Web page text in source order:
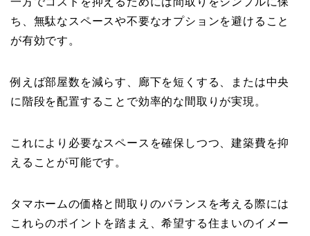
ち、無駄なスペースや不要なオプションを避けること
が有効です。
例えば部屋数を減らす、廊下を短くする、または中央
に階段を配置することで効率的な間取りが実現。
これにより必要なスペースを確保しつつ、建築費を抑
えることが可能です。
タマホームの価格と間取りのバランスを考える際には
これらのポイントを踏まえ、希望する住まいのイメー